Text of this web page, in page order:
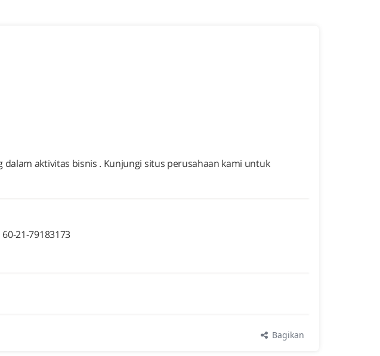
dalam aktivitas bisnis . Kunjungi situs perusahaan kami untuk
Fax: 60-21-79183173
Bagikan